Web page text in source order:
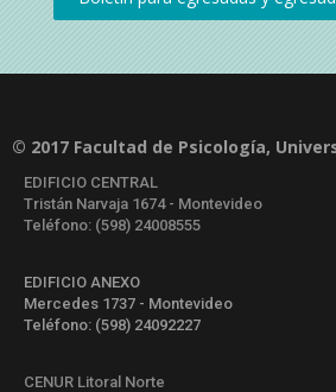
© 2017 Facultad de Psicología,
EDIFICIO CENTRAL
Tristán Narvaja 1674 - Montevideo
Teléfono: (598) 24008555
EDIFICIO ANEXO
Mercedes 1737 - Montevideo
Teléfono: (598) 24092227
CENUR Litoral Norte